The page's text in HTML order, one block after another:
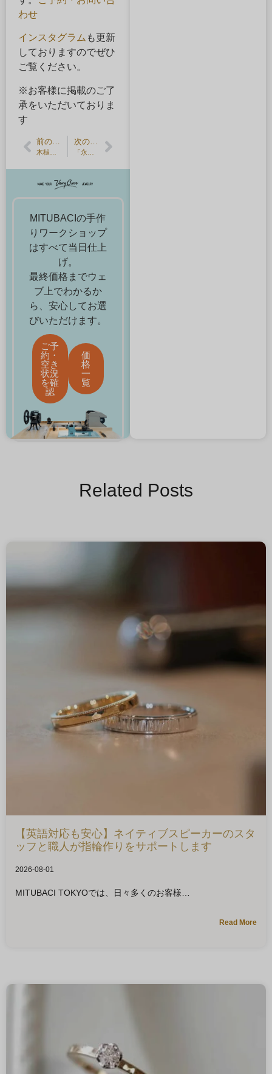
わせ
インスタグラム も更新
しておりますのでぜひ
ご覧ください。
※お客様に掲載のご了
承をいただいておりま
す
前の記事 次の記事
MITUBACIの手作
りワークショップ
はすべて当日仕上
げ。
最終価格までウェ
ブ上でわかるか
ら、安心してお選
びいただけます。
ご予
約・
空き
状況
を確
認
価
格
一
覧
Related Posts
【英語対応も安心】ネイティブスピーカーのスタ
ッフと職人が指輪作りをサポートします
2026-08-01
MITUBACI TOKYOでは、日々多くのお客様
Read More